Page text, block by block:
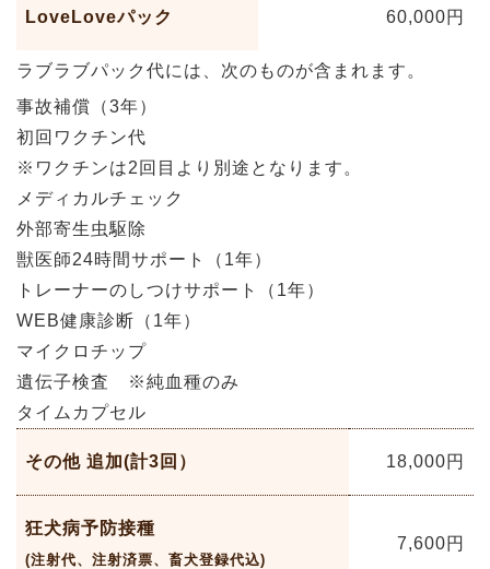
LoveLoveパック 60,000円
ラブラブパック代には、次のものが含まれます。
事故補償（3年）
初回ワクチン代
※ワクチンは2回目より別途となります。
メディカルチェック
外部寄生虫駆除
獣医師24時間サポート（1年）
トレーナーのしつけサポート（1年）
WEB健康診断（1年）
マイクロチップ
遺伝子検査 ※純血種のみ
タイムカプセル
その他 追加(計3回） 18,000円
狂犬病予防接種
(注射代、注射済票、畜犬登録代込)
7,600円